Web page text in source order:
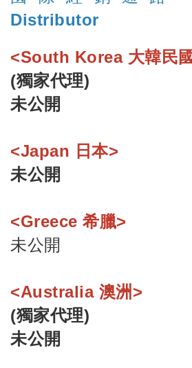
Distributor
<South Korea 大韓民
(獨家代理)
未公開
<Japan 日本>
未公開
<Greece 希臘>
未公開
<Australia 澳洲>
(獨家代理)
未公開